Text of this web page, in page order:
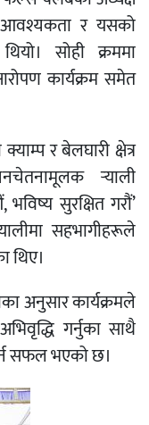
र यसको
सोही क्रममा
कार्यक्रम समेत
र बेलघारी क्षेत्र
र्‍याली
सुरक्षित गरौं’
सहभागीहरूले
थिए।
अनुसार कार्यक्रमले
गर्नुका साथै
सफल भएको छ।